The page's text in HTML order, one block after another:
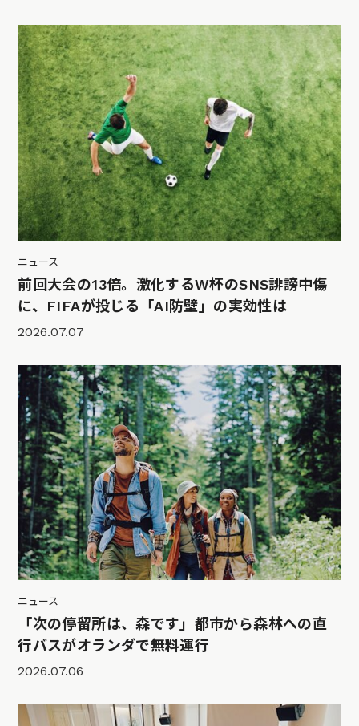
ニュース
前回大会の13倍。激化するW杯のSNS誹謗中傷
に、FIFAが投じる「AI防壁」の実効性は
2026.07.07
ニュース
「次の停留所は、森です」都市から森林への直
行バスがオランダで無料運行
2026.07.06